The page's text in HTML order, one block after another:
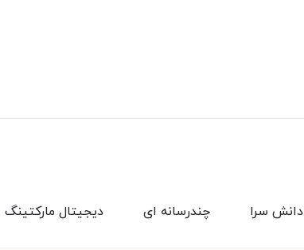
دیجیتال مارکتینگ چندرسانه ای دانش سرا